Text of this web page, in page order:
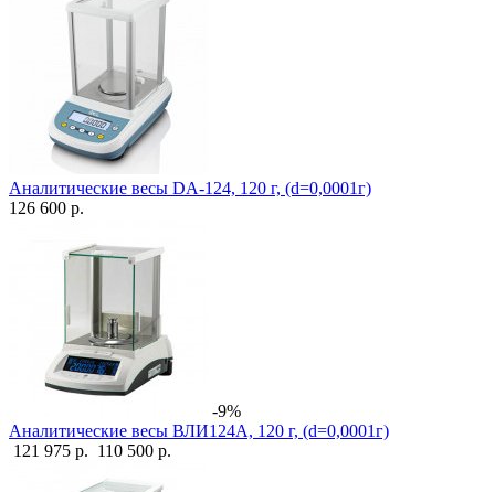
Аналитические весы DA-124, 120 г, (d=0,0001г)
126 600 р.
-9%
Аналитические весы ВЛИ124А, 120 г, (d=0,0001г)
121 975 р. 110 500 р.